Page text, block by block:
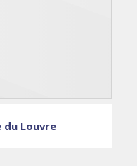
du Louvre